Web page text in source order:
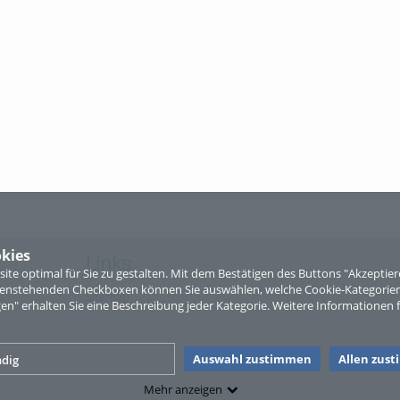
optimal für Sie zu gestalten. Mit dem Bestätigen des Buttons
Checkboxen können Sie auswählen, welche Cookie-
erhalten Sie eine Beschreibung jeder Kategorie. Weitere Informationen
Auswahl zustimmen
Allen
Mehr anzeigen
Links
Sitemap